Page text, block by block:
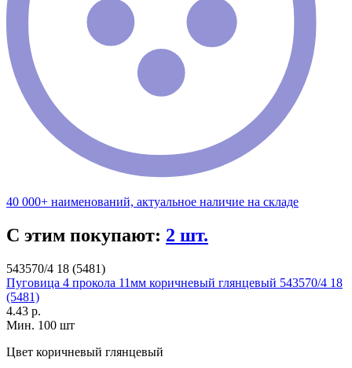
40 000+ наименований, актуальное наличие на складе
С этим покупают: 2 шт.
543570/4 18 (5481)
Пуговица 4 прокола 11мм коричневый глянцевый 543570/4 18
(5481)
4.43 р.
Мин. 100 шт
Цвет коричневый глянцевый